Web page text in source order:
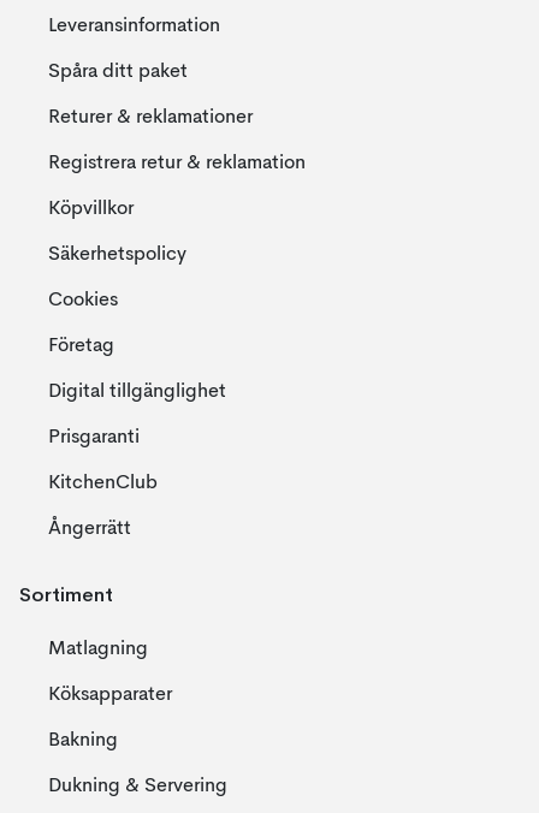
Leveransinformation
Spåra ditt paket
Returer & reklamationer
Registrera retur & reklamation
Köpvillkor
Säkerhetspolicy
Cookies
Företag
Digital tillgänglighet
Prisgaranti
KitchenClub
Ångerrätt
Sortiment
Matlagning
Köksapparater
Bakning
Dukning & Servering